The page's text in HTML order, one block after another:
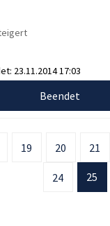
23.11.2014 17:03
Beendet
19 20 21
24 25